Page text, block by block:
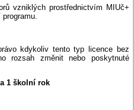
vzniklých prostřednictvím MIUč+
kdykoliv tento typ licence bez
rozsah změnit nebo poskytnuté
1 školní rok